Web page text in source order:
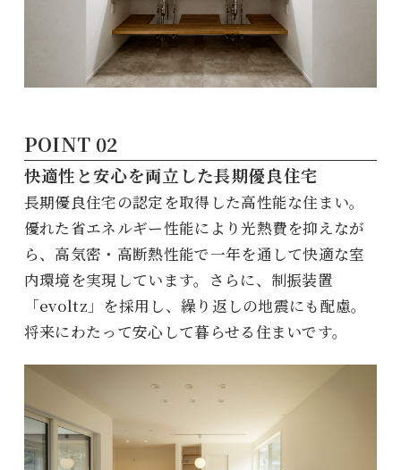
快適性と安心を両立した長期優良住宅
長期優良住宅の認定を取得した高性能な住まい。
優れた省エネルギー性能により光熱費を抑えなが
ら、高気密・高断熱性能で一年を通して快適な室
内環境を実現しています。さらに、制振装置
「evoltz」を採用し、繰り返しの地震にも配慮。
将来にわたって安心して暮らせる住まいです。